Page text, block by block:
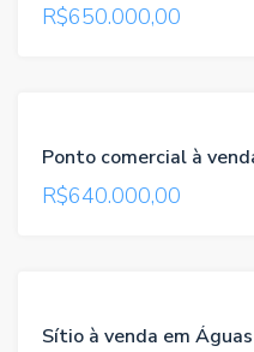
R$650.000,00
NOVO
R$640.000,00
TROCA